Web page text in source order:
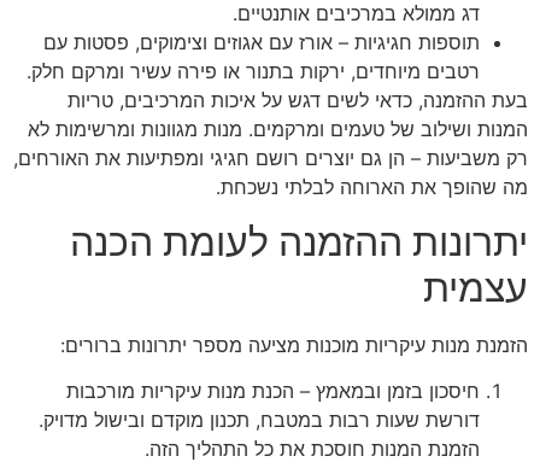
דג ממולא במרכיבים אותנטיים.
תוספות חגיגיות – אורז עם אגוזים וצימוקים, פסטות עם
רטבים מיוחדים, ירקות בתנור או פירה עשיר ומרקם חלק.
בעת ההזמנה, כדאי לשים דגש על איכות המרכיבים, טריות
המנות ושילוב של טעמים ומרקמים. מנות מגוונות ומרשימות לא
רק משביעות – הן גם יוצרים רושם חגיגי ומפתיעות את האורחים,
מה שהופך את הארוחה לבלתי נשכחת.
יתרונות ההזמנה לעומת הכנה
עצמית
הזמנת מנות עיקריות מוכנות מציעה מספר יתרונות ברורים:
חיסכון בזמן ובמאמץ – הכנת מנות עיקריות מורכבות
דורשת שעות רבות במטבח, תכנון מוקדם ובישול מדויק.
הזמנת המנות חוסכת את כל התהליך הזה.